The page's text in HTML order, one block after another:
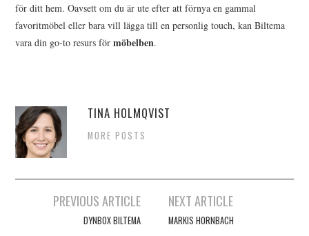
för ditt hem. Oavsett om du är ute efter att förnya en gammal
favoritmöbel eller bara vill lägga till en personlig touch, kan Biltema
vara din go-to resurs förmöbelben.
TINA HOLMQVIST
MORE POSTS
Inläggsnavigering
PREVIOUS ARTICLE
DYNBOX BILTEMA
NEXT ARTICLE
MARKIS HORNBACH